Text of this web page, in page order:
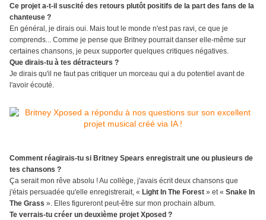
Ce projet a-t-il suscité des retours plutôt positifs de la part des fans de la
chanteuse ?
En général, je dirais oui. Mais tout le monde n'est pas ravi, ce que je
comprends... Comme je pense que Britney pourrait danser elle-même sur
certaines chansons, je peux supporter quelques critiques négatives.
Que dirais-tu à tes détracteurs ?
Je dirais qu'il ne faut pas critiquer un morceau qui a du potentiel avant de
l'avoir écouté.
Comment réagirais-tu si Britney Spears enregistrait une ou plusieurs de
tes chansons ?
Ça serait mon rêve absolu ! Au collège, j'avais écrit deux chansons que
j'étais persuadée qu'elle enregistrerait, « Light In The Forest » et « Snake In
The Grass ». Elles figureront peut-être sur mon prochain album.
Te verrais-tu créer un deuxième projet Xposed ?